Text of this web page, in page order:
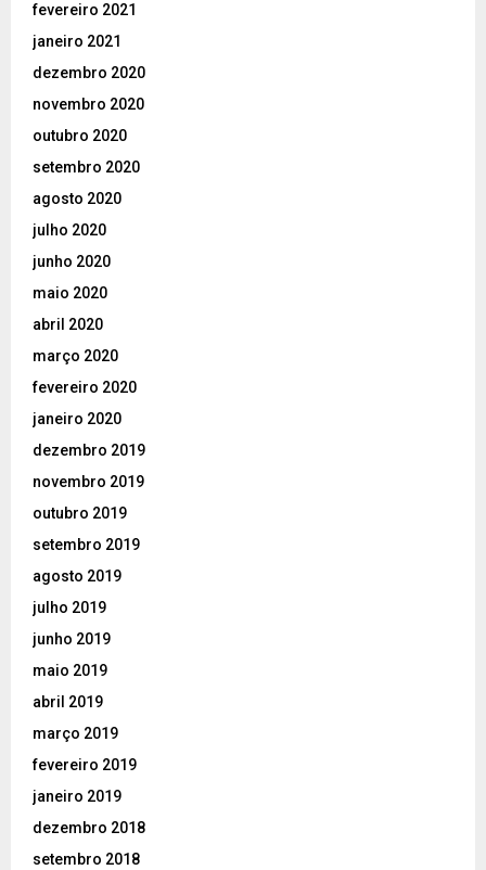
fevereiro 2021
janeiro 2021
dezembro 2020
novembro 2020
outubro 2020
setembro 2020
agosto 2020
julho 2020
junho 2020
maio 2020
abril 2020
março 2020
fevereiro 2020
janeiro 2020
dezembro 2019
novembro 2019
outubro 2019
setembro 2019
agosto 2019
julho 2019
junho 2019
maio 2019
abril 2019
março 2019
fevereiro 2019
janeiro 2019
dezembro 2018
setembro 2018